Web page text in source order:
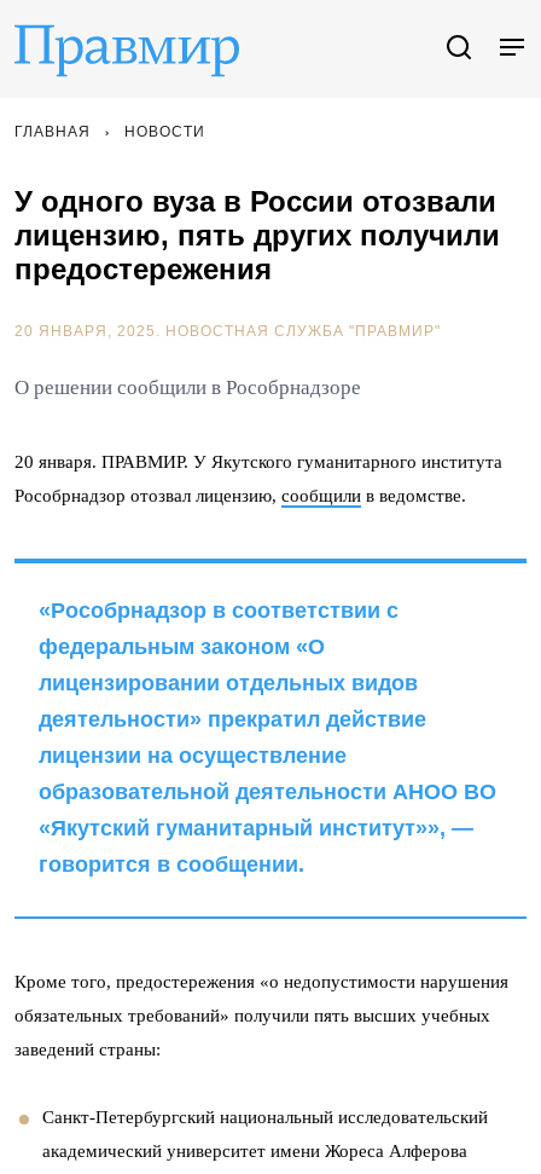
ГЛАВНАЯ НОВОСТИ
У одного вуза в России отозвали
лицензию, пять других получили
предостережения
20 ЯНВАРЯ, 2025. НОВОСТНАЯ СЛУЖБА "ПРАВМИР"
О решении сообщили в Рособрнадзоре
20 января. ПРАВМИР. У Якутского гуманитарного института
Рособрнадзор отозвал лицензию, сообщили в ведомстве.
«Рособрнадзор в соответствии с
федеральным законом «О
лицензировании отдельных видов
деятельности» прекратил действие
лицензии на осуществление
образовательной деятельности АНОО ВО
«Якутский гуманитарный институт»», —
говорится в сообщении.
Кроме того, предостережения «о недопустимости нарушения
обязательных требований» получили пять высших учебных
заведений страны:
Санкт-Петербургский национальный исследовательский
академический университет имени Жореса Алферова